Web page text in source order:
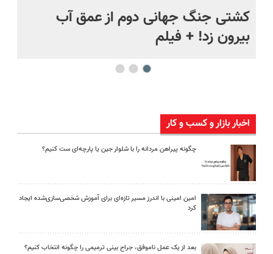
کشتی‌ جنگ جهانی دوم از عمق آب
بیرون زد! + فیلم
اخبار بازار و کسب و کار
چگونه پیراهن مردانه را با شلوار جین یا پارچه‌ای ست کنیم؟
امین امینی با اندرز مسیر تازه‌ای برای آموزش شخصی‌سازی‌شده ایجاد
کرد
بعد از یک عمل ناموفق، جراح بینی ترمیمی را چگونه انتخاب کنیم؟